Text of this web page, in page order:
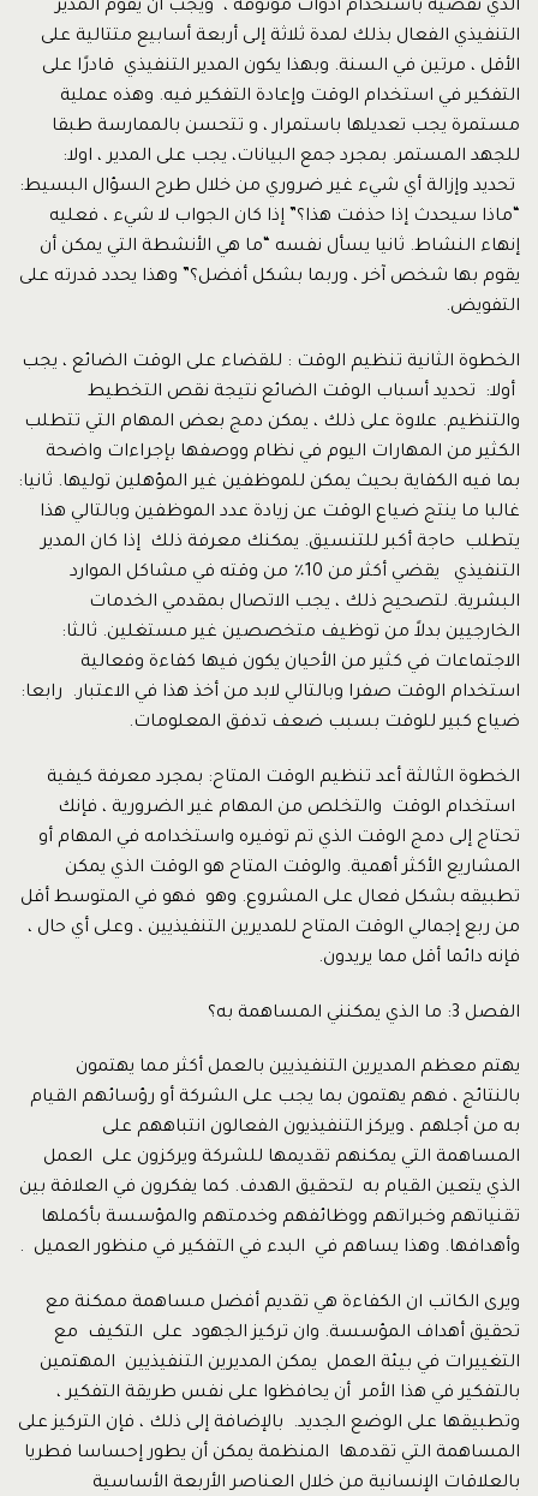
الذي نقضيه باستخدام أدوات موثوقة ، ويجب أن يقوم المدير
التنفيذي الفعال بذلك لمدة ثلاثة إلى أربعة أسابيع متتالية على
الأقل ، مرتين في السنة. وبهذا يكون المدير التنفيذي قادرًا على
التفكير في استخدام الوقت وإعادة التفكير فيه. وهذه عملية
مستمرة يجب تعديلها باستمرار ، و تتحسن بالممارسة طبقا
للجهد المستمر. بمجرد جمع البيانات، يجب على المدير ، اولا:
تحديد وإزالة أي شيء غير ضروري من خلال طرح السؤال البسيط:
“ماذا سيحدث إذا حذفت هذا؟” إذا كان الجواب لا شيء ، فعليه
إنهاء النشاط. ثانيا يسأل نفسه “ما هي الأنشطة التي يمكن أن
يقوم بها شخص آخر ، وربما بشكل أفضل؟” وهذا يحدد قدرته على
التفويض.
الخطوة الثانية تنظيم الوقت : للقضاء على الوقت الضائع ، يجب
أولا: تحديد أسباب الوقت الضائع نتيجة نقص التخطيط
والتنظيم. علاوة على ذلك ، يمكن دمج بعض المهام التي تتطلب
الكثير من المهارات اليوم في نظام ووصفها بإجراءات واضحة
بما فيه الكفاية بحيث يمكن للموظفين غير المؤهلين توليها. ثانيا:
غالبا ما ينتج ضياع الوقت عن زيادة عدد الموظفين وبالتالي هذا
يتطلب حاجة أكبر للتنسيق. يمكنك معرفة ذلك إذا كان المدير
التنفيذي يقضي أكثر من 10٪ من وقته في مشاكل الموارد
البشرية. لتصحيح ذلك ، يجب الاتصال بمقدمي الخدمات
الخارجيين بدلاً من توظيف متخصصين غير مستغلين. ثالثا:
الاجتماعات في كثير من الأحيان يكون فيها كفاءة وفعالية
استخدام الوقت صفرا وبالتالي لابد من أخذ هذا في الاعتبار. رابعا:
ضياع كبير للوقت بسبب ضعف تدفق المعلومات.
الخطوة الثالثة أعد تنظيم الوقت المتاح: بمجرد معرفة كيفية
استخدام الوقت والتخلص من المهام غير الضرورية ، فإنك
تحتاج إلى دمج الوقت الذي تم توفيره واستخدامه في المهام أو
المشاريع الأكثر أهمية. والوقت المتاح هو الوقت الذي يمكن
تطبيقه بشكل فعال على المشروع. وهو فهو في المتوسط ​​أقل
من ربع إجمالي الوقت المتاح للمديرين التنفيذيين ، وعلى أي حال ،
فإنه دائما أقل مما يريدون.
الفصل 3: ما الذي يمكنني المساهمة به؟
يهتم معظم المديرين التنفيذيين بالعمل أكثر مما يهتمون
بالنتائج ، فهم يهتمون بما يجب على الشركة أو رؤسائهم القيام
به من أجلهم ، ويركز التنفيذيون الفعالون انتباههم على
المساهمة التي يمكنهم تقديمها للشركة ويركزون على العمل
الذي يتعين القيام به لتحقيق الهدف. كما يفكرون في العلاقة بين
تقنياتهم وخبراتهم ووظائفهم وخدمتهم والمؤسسة بأكملها
وأهدافها. وهذا يساهم في البدء في التفكير في منظور العميل .
ويرى الكاتب ان الكفاءة هي تقديم أفضل مساهمة ممكنة مع
تحقيق أهداف المؤسسة. وان تركيز الجهود على التكيف مع
التغييرات في بيئة العمل يمكن المديرين التنفيذيين المهتمين
بالتفكير في هذا الأمر أن يحافظوا على نفس طريقة التفكير ،
وتطبيقها على الوضع الجديد. بالإضافة إلى ذلك ، فإن التركيز على
المساهمة التي تقدمها المنظمة يمكن أن يطور إحساسا فطريا
بالعلاقات الإنسانية من خلال العناصر الأربعة الأساسية